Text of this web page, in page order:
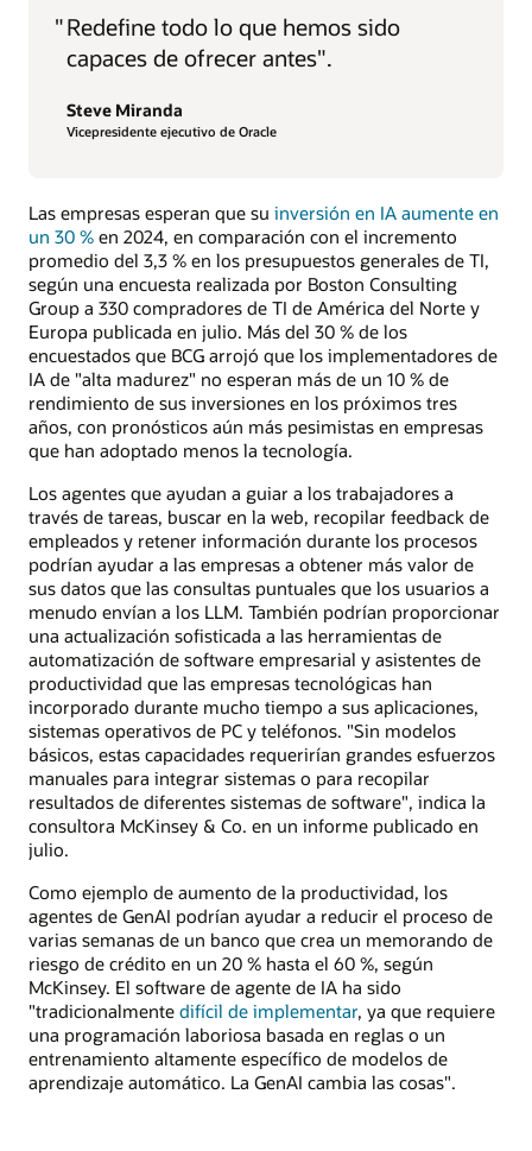
"Redefine todo lo que hemos sido
capaces de ofrecer antes".
Steve Miranda
Vicepresidente ejecutivo de Oracle
Las empresas esperan que su inversión en IA aumente en
un 30 % en 2024, en comparación con el incremento
promedio del 3,3 % en los presupuestos generales de TI,
según una encuesta realizada por Boston Consulting
Group a 330 compradores de TI de América del Norte y
Europa publicada en julio. Más del 30 % de los
encuestados que BCG arrojó que los implementadores de
IA de "alta madurez" no esperan más de un 10 % de
rendimiento de sus inversiones en los próximos tres
años, con pronósticos aún más pesimistas en empresas
que han adoptado menos la tecnología.
Los agentes que ayudan a guiar a los trabajadores a
través de tareas, buscar en la web, recopilar feedback de
empleados y retener información durante los procesos
podrían ayudar a las empresas a obtener más valor de
sus datos que las consultas puntuales que los usuarios a
menudo envían a los LLM. También podrían proporcionar
una actualización sofisticada a las herramientas de
automatización de software empresarial y asistentes de
productividad que las empresas tecnológicas han
incorporado durante mucho tiempo a sus aplicaciones,
sistemas operativos de PC y teléfonos. "Sin modelos
básicos, estas capacidades requerirían grandes esfuerzos
manuales para integrar sistemas o para recopilar
resultados de diferentes sistemas de software", indica la
consultora McKinsey & Co. en un informe publicado en
julio.
Como ejemplo de aumento de la productividad, los
agentes de GenAI podrían ayudar a reducir el proceso de
varias semanas de un banco que crea un memorando de
riesgo de crédito en un 20 % hasta el 60 %, según
McKinsey. El software de agente de IA ha sido
"tradicionalmente difícil de implementar, ya que requiere
una programación laboriosa basada en reglas o un
entrenamiento altamente específico de modelos de
aprendizaje automático. La GenAI cambia las cosas".